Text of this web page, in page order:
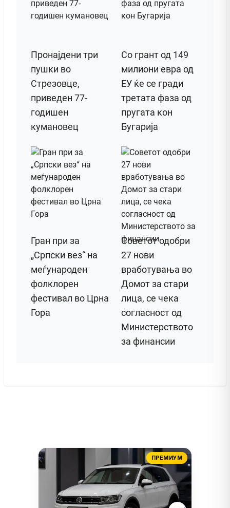
Пронајдени три
пушки во
Стрезовце,
приведен 77-
годишен
кумановец
Со грант од 149
милиони евра од
ЕУ ќе се гради
третата фаза од
пругата кон
Бугарија
Гран при за
„Српски вез“ на
меѓународен
фолклорен
фестивал во Црна
Гора
Советот одобри
27 нови
вработувања во
Домот за стари
лица, се чека
согласност од
Министерството
за финансии
ПРЕМИУМ